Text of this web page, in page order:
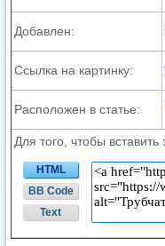
Добавлен:
Ссылка на картинку:
Расположен в статье:
Для того, чтобы
HTML
BB Code
Text